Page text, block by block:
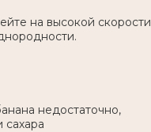
на высокой скорости
недостаточно,